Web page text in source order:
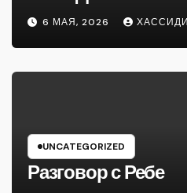
6 МАЯ, 2026
UNCATEGORIZED
Разговор с Ребе